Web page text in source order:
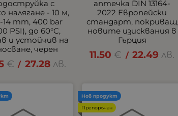
с
налягане - 10 м,
14 mm, 400 bar
PSI), до 60°C,
и устойчив на
черен
€ / 27.28 лв.
аптечка DIN 13164-
2022 Европейски
стандарт, покриващ
новите изисквания в
Гърция
11.50 € / 22.49 лв.
Нов продукт
Препоръчан